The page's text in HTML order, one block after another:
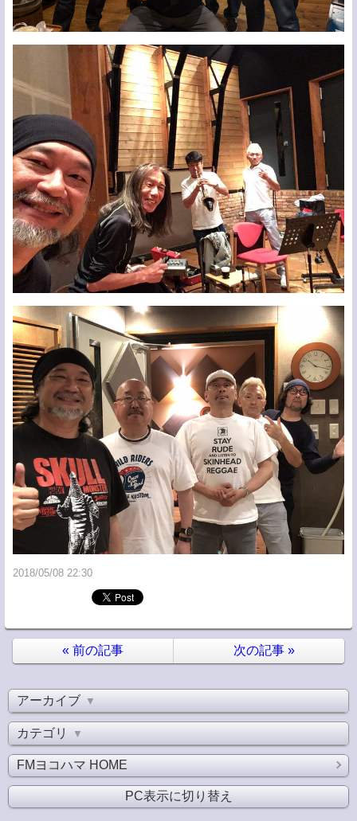
2018/05/08 22:30
« 前の記事 次の記事 »
アーカイブ ▼
カテゴリ ▼
FMヨコハマ HOME
PC表示に切り替え